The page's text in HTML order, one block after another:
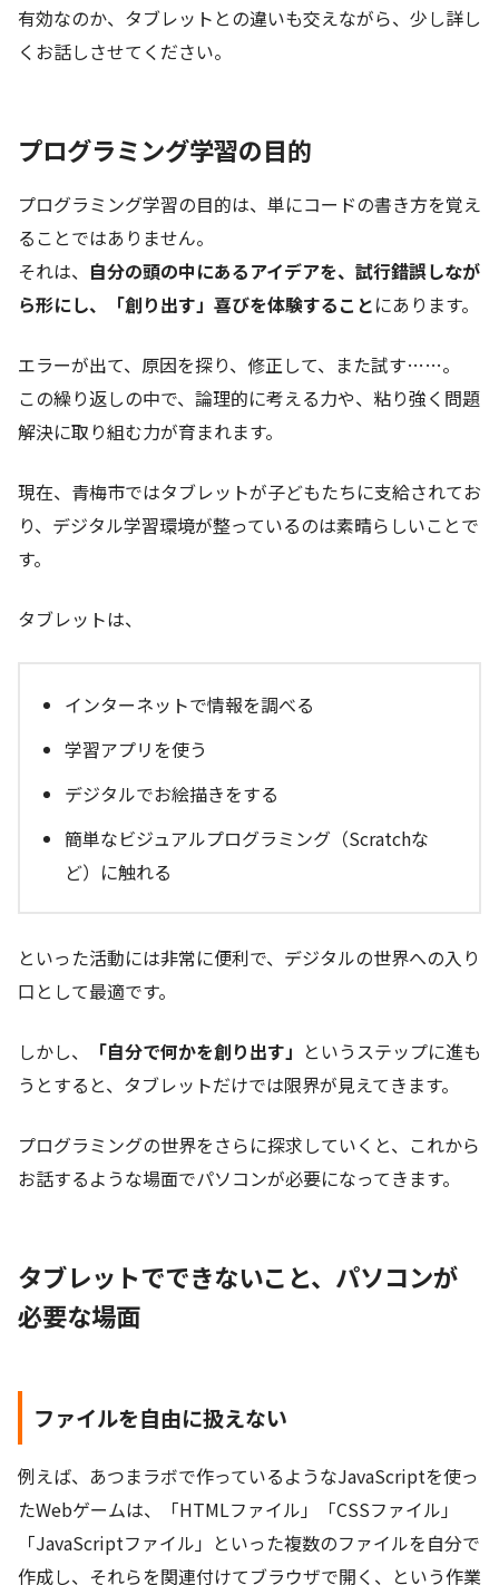
有効なのか、タブレットとの違いも交えながら、少し詳し
くお話しさせてください。
プログラミング学習の目的
プログラミング学習の目的は、単にコードの書き方を覚え
ることではありません。
それは、 自分の頭の中にあるアイデアを、試行錯誤しなが
ら形にし、「創り出す」喜びを体験することにあります。
エラーが出て、原因を探り、修正して、また試す……。
この繰り返しの中で、論理的に考える力や、粘り強く問題
解決に取り組む力が育まれます。
現在、青梅市ではタブレットが子どもたちに支給されてお
り、デジタル学習環境が整っているのは素晴らしいことで
す。
タブレットは、
インターネットで情報を調べる
学習アプリを使う
デジタルでお絵描きをする
簡単なビジュアルプログラミング（Scratchな
ど）に触れる
といった活動には非常に便利で、デジタルの世界への入り
口として最適です。
しかし、 「自分で何かを創り出す」 というステップに進も
うとすると、タブレットだけでは限界が見えてきます。
プログラミングの世界をさらに探求していくと、これから
お話するような場面でパソコンが必要になってきます。
タブレットでできないこと、パソコンが
必要な場面
ファイルを自由に扱えない
例えば、あつまラボで作っているようなJavaScriptを使っ
たWebゲームは、「HTMLファイル」「CSSファイル」
「JavaScriptファイル」といった複数のファイルを自分で
作成し、それらを関連付けてブラウザで開く、という作業